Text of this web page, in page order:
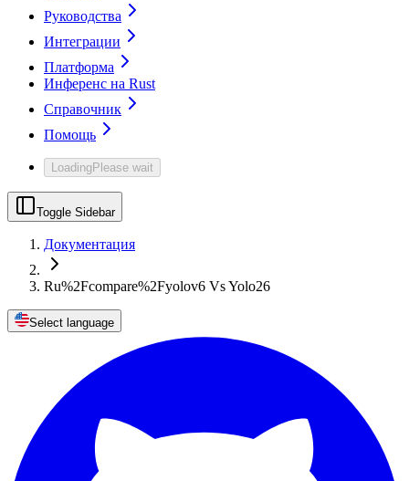
Руководства
Интеграции
Платформа
Инференс на Rust
Справочник
Помощь
LoadingPlease wait
Toggle Sidebar
Документация
Ru%2Fcompare%2Fyolov6 Vs Yolo26
Select language